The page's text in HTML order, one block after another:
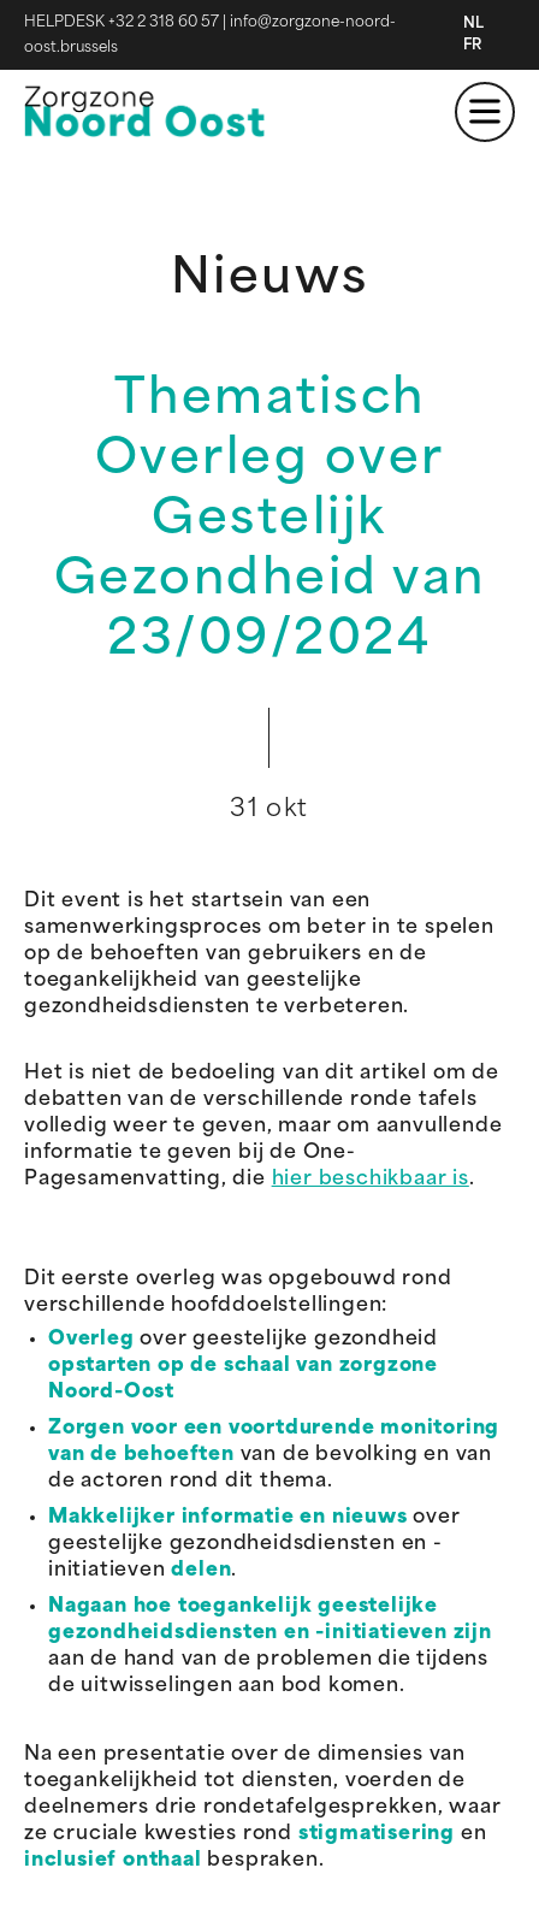
HELPDESK +32 2 318 60 57
info@zorgzone-noord-
oost.brussels
NL
FR
Nieuws
Thematisch
Overleg over
Gestelijk
Gezondheid van
23/09/2024
31 okt
Dit event is het startsein van een
samenwerkingsproces om beter in te spelen
op de behoeften van gebruikers en de
toegankelijkheid van geestelijke
gezondheidsdiensten te verbeteren.
Het is niet de bedoeling van dit artikel om de
debatten van de verschillende ronde tafels
volledig weer te geven, maar om aanvullende
informatie te geven bij de One-
Pagesamenvatting, die hier beschikbaar is.
Dit eerste overleg was opgebouwd rond
verschillende hoofddoelstellingen:
Overleg over geestelijke gezondheid
opstarten op de schaal van zorgzone
Noord-Oost
Zorgen voor een voortdurende monitoring
van de behoeften van de bevolking en van
de actoren rond dit thema.
Makkelijker informatie en nieuws over
geestelijke gezondheidsdiensten en -
initiatievendelen.
Nagaan hoe toegankelijk geestelijke
gezondheidsdiensten en -initiatieven zijn
aan de hand van de problemen die tijdens
de uitwisselingen aan bod komen.
Na een presentatie over de dimensies van
toegankelijkheid tot diensten, voerden de
deelnemers drie rondetafelgesprekken, waar
ze cruciale kwesties rond stigmatisering en
inclusief onthaal
bespraken.